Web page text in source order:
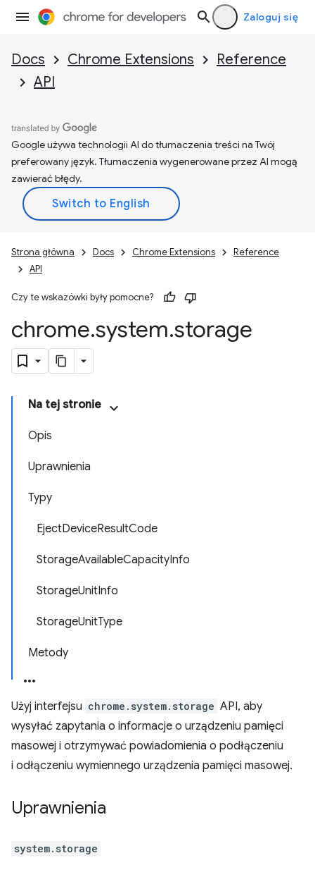
Zaloguj się
Docs Chrome Extensions
Reference
API
Google używa technologii AI do tłumaczenia treści na Twój
preferowany język. Tłumaczenia wygenerowane przez AI mogą
zawierać błędy.
Strona główna Docs Chrome Extensions
Reference
API
Czy te wskazówki były pomocne?
chrome.system.storage
Na tej stronie
Opis
Uprawnienia
Typy
EjectDeviceResultCode
StorageAvailableCapacityInfo
StorageUnitInfo
StorageUnitType
Metody
Użyj interfejsu chrome.system.storage API, aby
wysyłać zapytania o informacje o urządzeniu pamięci
masowej i otrzymywać powiadomienia o podłączeniu
i odłączeniu wymiennego urządzenia pamięci masowej.
Uprawnienia
system.storage